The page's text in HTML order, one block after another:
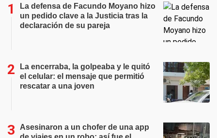
La defensa de Facundo Moyano hizo
un pedido clave a la Justicia tras la
declaración de su pareja
La encerraba, la golpeaba y le quitó
el celular: el mensaje que permitió
rescatar a una joven
Asesinaron a un chofer de una app